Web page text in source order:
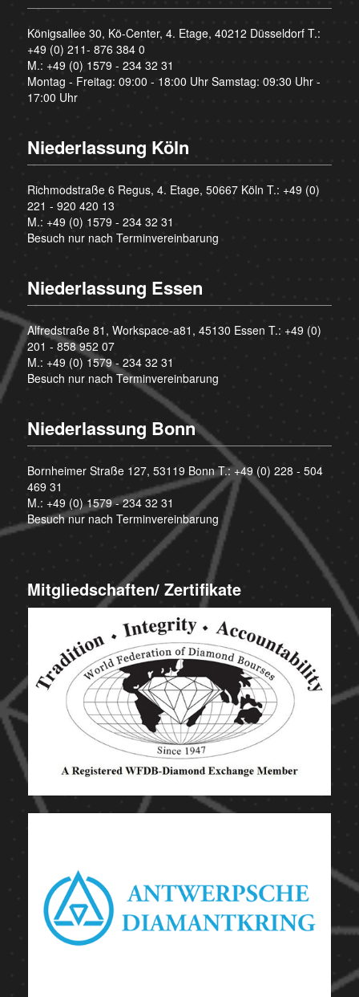
Königsallee 30, Kö-Center, 4. Etage, 40212 Düsseldorf T.:
+49 (0) 211- 876 384 0
M.: +49 (0) 1579 - 234 32 31
Montag - Freitag: 09:00 - 18:00 Uhr Samstag: 09:30 Uhr -
17:00 Uhr
Niederlassung Köln
Richmodstraße 6 Regus, 4. Etage, 50667 Köln T.: +49 (0)
221 - 920 420 13
M.: +49 (0) 1579 - 234 32 31
Besuch nur nach Terminvereinbarung
Niederlassung Essen
Alfredstraße 81, Workspace-a81, 45130 Essen T.: +49 (0)
201 - 858 952 07
M.: +49 (0) 1579 - 234 32 31
Besuch nur nach Terminvereinbarung
Niederlassung Bonn
Bornheimer Straße 127, 53119 Bonn T.:+49 (0) 228 - 504
469 31
M.: +49 (0) 1579 - 234 32 31
Besuch nur nach Terminvereinbarung
Mitgliedschaften/ Zertifikate